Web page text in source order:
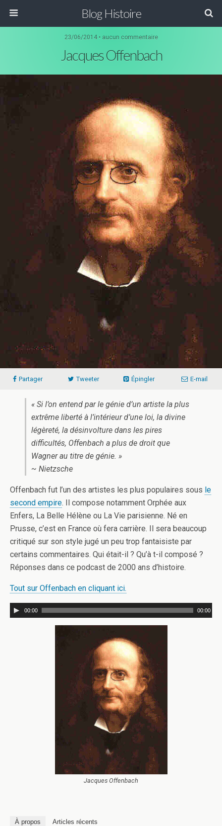
Blog Histoire
23/06/2014 • aucun commentaire
Jacques Offenbach
Partager Tweeter Épingler E-mail
« Si l’on entend par le génie d’un artiste la plus
extrême liberté à l’intérieur d’une loi, la divine
légèreté, la désinvolture dans les pires
difficultés, Offenbach a plus de droit que
Wagner au titre de génie. »
~ Nietzsche
Offenbach fut l’un des artistes les plus populaires sous le
second empire. Il compose notamment Orphée aux
Enfers, La Belle Hélène ou La Vie parisienne. Né en
Prusse, c’est en France où fera carrière. Il sera beaucoup
critiqué sur son style jugé un peu trop fantaisiste par
certains commentaires. Qui était-il ? Qu’à t-il composé ?
Réponses dans ce podcast de 2000 ans d’histoire.
Tout sur Offenbach en cliquant ici.
00:00 00:00
Jacques Offenbach
À propos Articles récents